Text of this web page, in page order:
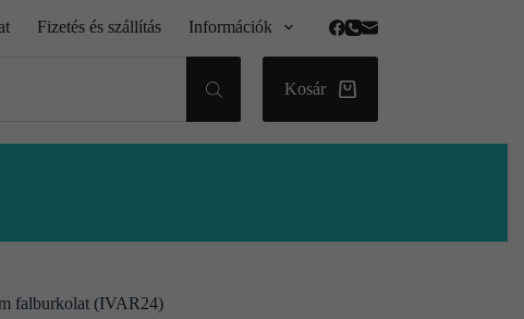
Fizetés és szállítás Információk
Kosár
falburkolat (IVAR24)